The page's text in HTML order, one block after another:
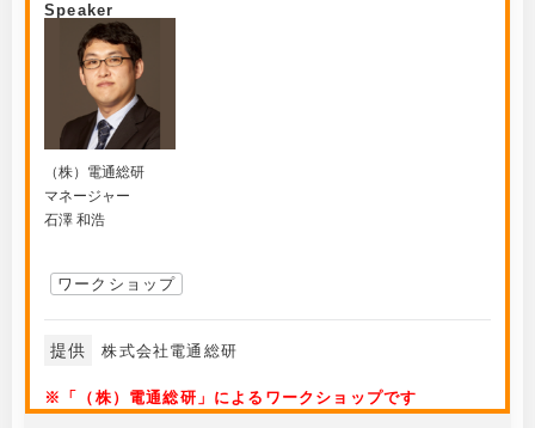
Speaker
（株）電通総研
マネージャー
石澤 和浩
ワークショップ
提供 株式会社電通総研
※「（株）電通総研」によるワークショップです